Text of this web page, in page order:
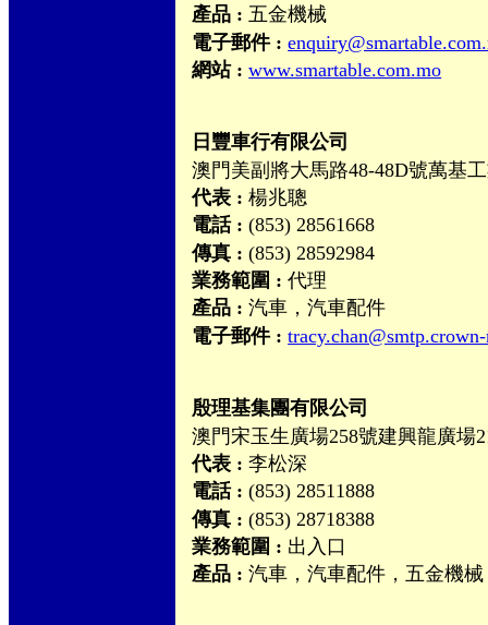
產品 :五金機械
電子郵件 :
網站 :www.smartable.com.mo
日豐車行有限公司
澳門美副將大馬路48-48D號萬基
代表 :楊兆聰
電話 :(853) 28561668
傳真 :(853) 28592984
業務範圍 :代理
產品 :汽車，汽車配件
電子郵件 :
殷理基集團有限公司
澳門宋玉生廣場258號建興龍廣場
代表 :李松深
電話 :(853) 28511888
傳真 :(853) 28718388
業務範圍 : 出入口
產品 :汽車，汽車配件，五金機械